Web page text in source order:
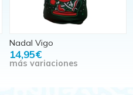
Pica
19,90€
más variaciones